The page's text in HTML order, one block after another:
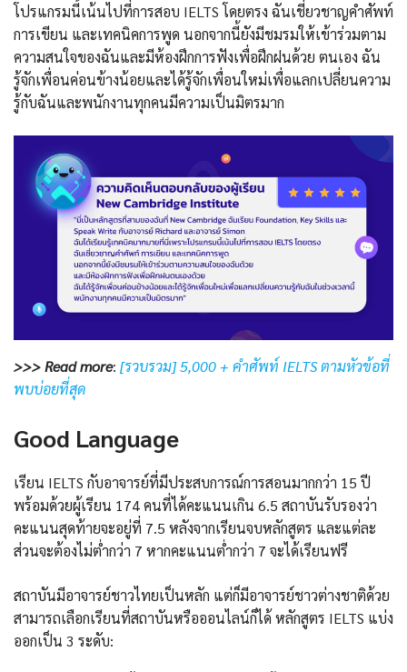
โปรแกรมนี้เน้นไปที่การสอบ IELTS โดยตรง ฉันเชี่ยวชาญคำศัพท์
การเขียน และเทคนิคการพูด นอกจากนี้ยังมีชมรมให้เข้าร่วมตาม
ความสนใจของฉันและมีห้องฝึกการฟังเพื่อฝึกฝนด้วย ตนเอง ฉัน
รู้จักเพื่อนค่อนข้างน้อยและได้รู้จักเพื่อนใหม่เพื่อแลกเปลี่ยนความ
รู้กับฉันและพนักงานทุกคนมีความเป็นมิตรมาก
>>> Read more: [รวบรวม] 5,000 + คำศัพท์ IELTS ตามหัวข้อที่
พบบ่อยที่สุด
Good Language
เรียน IELTS กับอาจารย์ที่มีประสบการณ์การสอนมากกว่า 15 ปี
พร้อมด้วยผู้เรียน 174 คนที่ได้คะแนนเกิน 6.5 สถาบันรับรองว่า
คะแนนสุดท้ายจะอยู่ที่ 7.5 หลังจากเรียนจบหลักสูตร และแต่ละ
ส่วนจะต้องไม่ต่ำกว่า 7 หากคะแนนต่ำกว่า 7 จะได้เรียนฟรี
สถาบันมีอาจารย์ชาวไทยเป็นหลัก แต่ก็มีอาจารย์ชาวต่างชาติด้วย
สามารถเลือกเรียนที่สถาบันหรือออนไลน์ก็ได้ หลักสูตร IELTS แบ่ง
ออกเป็น 3 ระดับ: